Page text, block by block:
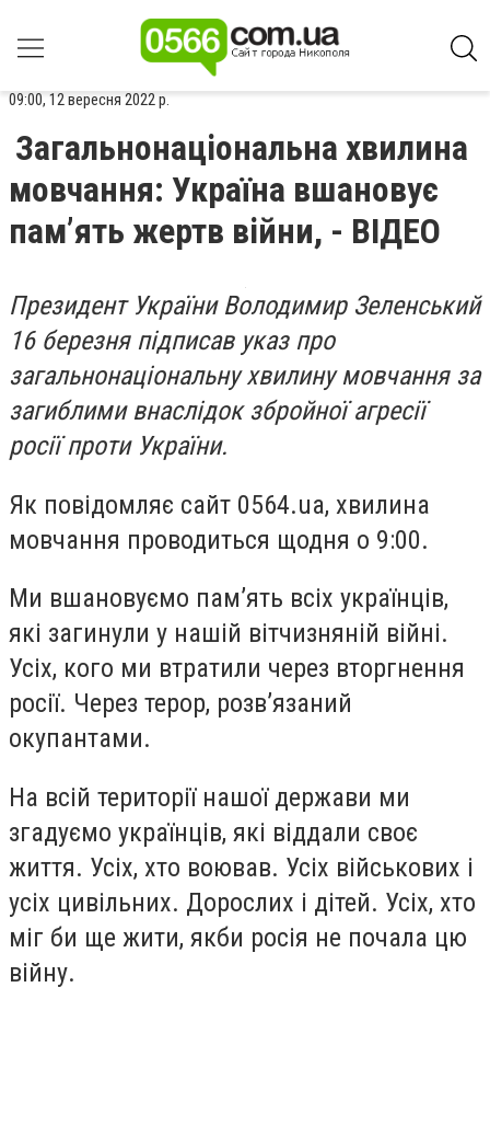
09:00, 12 вересня 2022 р.
Загальнонаціональна хвилина
мовчання: Україна вшановує
пам’ять жертв війни, - ВІДЕО
Президент України Володимир Зеленський
16 березня підписав указ про
загальнонаціональну хвилину мовчання за
загиблими внаслідок збройної агресії
росії проти України.
Як повідомляє сайт 0564.ua, хвилина
мовчання проводиться щодня о 9:00.
Ми вшановуємо памʼять всіх українців,
які загинули у нашій вітчизняній війні.
Усіх, кого ми втратили через вторгнення
росії. Через терор, розвʼязаний
окупантами.
На всій території нашої держави ми
згадуємо українців, які віддали своє
життя. Усіх, хто воював. Усіх військових і
усіх цивільних. Дорослих і дітей. Усіх, хто
міг би ще жити, якби росія не почала цю
війну.